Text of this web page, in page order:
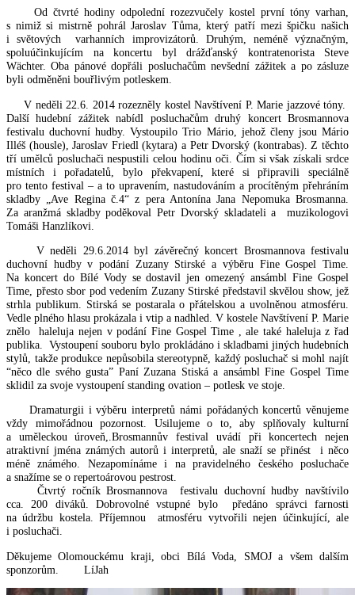
Od čtvrté hodiny odpolední rozezvučely kostel první tóny varhan,
s nimiž si mistrně pohrál Jaroslav Tůma, který patří mezi špičku našich
i světových varhanních improvizátorů. Druhým, neméně význačným,
spoluúčinkujícím na koncertu byl drážďanský kontratenorista Steve
Wächter. Oba pánové dopřáli posluchačům nevšední zážitek a po zásluze
byli odměněni bouřlivým potleskem.
V neděli 22.6. 2014 rozezněly kostel Navštívení P. Marie jazzové tóny.
Další hudební zážitek nabídl posluchačům druhý koncert Brosmannova
festivalu duchovní hudby. Vystoupilo Trio Mário, jehož členy jsou Mário
Illéš (housle), Jaroslav Friedl (kytara) a Petr Dvorský (kontrabas). Z těchto
tří umělců posluchači nespustili celou hodinu oči. Čím si však získali srdce
místních i pořadatelů, bylo překvapení, které si připravili speciálně
pro tento festival – a to upravením, nastudováním a procítěným přehráním
skladby „Ave Regina č.4“ z pera Antonína Jana Nepomuka Brosmanna.
Za aranžmá skladby poděkoval Petr Dvorský skladateli a muzikologovi
Tomáši Hanzlíkovi.
V neděli 29.6.2014 byl závěrečný koncert Brosmannova festivalu
duchovní hudby v podání Zuzany Stirské a výběru Fine Gospel Time.
Na koncert do Bílé Vody se dostavil jen omezený ansámbl Fine Gospel
Time, přesto sbor pod vedením Zuzany Stirské představil skvělou show, jež
strhla publikum. Stirská se postarala o přátelskou a uvolněnou atmosféru.
Vedle plného hlasu prokázala i vtip a nadhled. V kostele Navštívení P. Marie
znělo haleluja nejen v podání Fine Gospel Time , ale také haleluja z řad
publika. Vystoupení souboru bylo prokládáno i skladbami jiných hudebních
stylů, takže produkce nepůsobila stereotypně, každý posluchač si mohl najít
“něco dle svého gusta” Paní Zuzana Stiská a ansámbl Fine Gospel Time
sklidil za svoje vystoupení standing ovation – potlesk ve stoje.
Dramaturgii i výběru interpretů námi pořádaných koncertů věnujeme
vždy mimořádnou pozornost. Usilujeme o to, aby splňovaly kulturní
a uměleckou úroveň,.Brosmannův festival uvádí při koncertech nejen
atraktivní jména známých autorů i interpretů, ale snaží se přinést i něco
méně známého. Nezapomínáme i na pravidelného českého posluchače
a snažíme se o repertoárovou pestrost.
Čtvrtý ročník Brosmannova festivalu duchovní hudby navštívilo
cca. 200 diváků. Dobrovolné vstupné bylo předáno správci farnosti
na údržbu kostela. Příjemnou atmosféru vytvořili nejen účinkující, ale
i posluchači.
Děkujeme Olomouckému kraji, obci Bílá Voda, SMOJ a všem dalším
sponzorům. LíJah